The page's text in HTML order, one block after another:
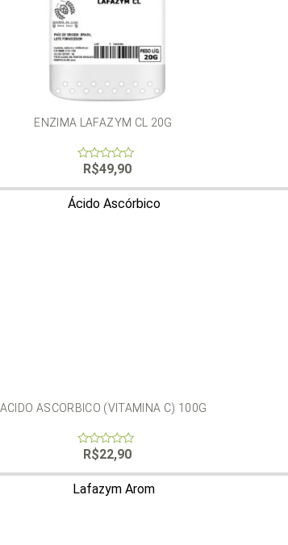
ENZIMA LAFAZYM CL 20G
of
5
R$49,90
ACIDO ASCORBICO (VITAMINA C) 100G
out
of
5
R$22,90